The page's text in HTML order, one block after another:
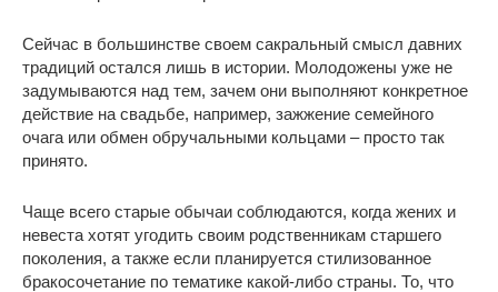
Сейчас в большинстве своем сакральный смысл давних
традиций остался лишь в истории. Молодожены уже не
задумываются над тем, зачем они выполняют конкретное
действие на свадьбе, например, зажжение семейного
очага или обмен обручальными кольцами – просто так
принято.
Чаще всего старые обычаи соблюдаются, когда жених и
невеста хотят угодить своим родственникам старшего
поколения, а также если планируется стилизованное
бракосочетание по тематике какой-либо страны. То, что